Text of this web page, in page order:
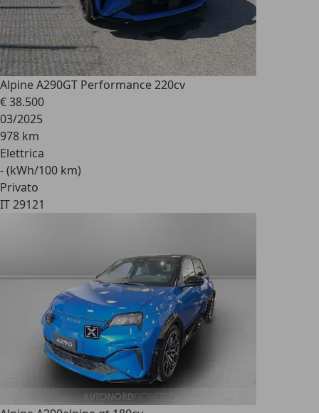
Alpine A290GT Performance 220cv
€ 38.500
03/2025
978 km
Elettrica
- (kWh/100 km)
Privato
IT 29121